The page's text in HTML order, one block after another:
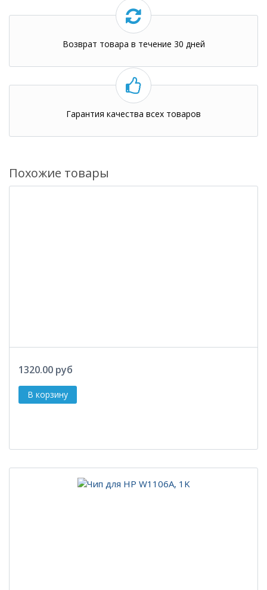
Возврат товара в течение 30 дней
Гарантия качества всех товаров
Похожие товары
1320.00 руб